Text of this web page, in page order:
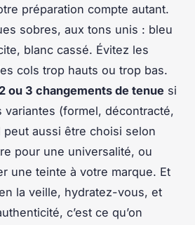
préparation compte autant.
sobres, aux tons unis : bleu
blanc cassé. Évitez les
cols trop hauts ou trop bas.
2 ou 3 changements de tenue si
variantes (formel, décontracté,
aussi être choisi selon
pour une universalité, ou
une teinte à votre marque. Et
la veille, hydratez-vous, et
c’est ce qu’on